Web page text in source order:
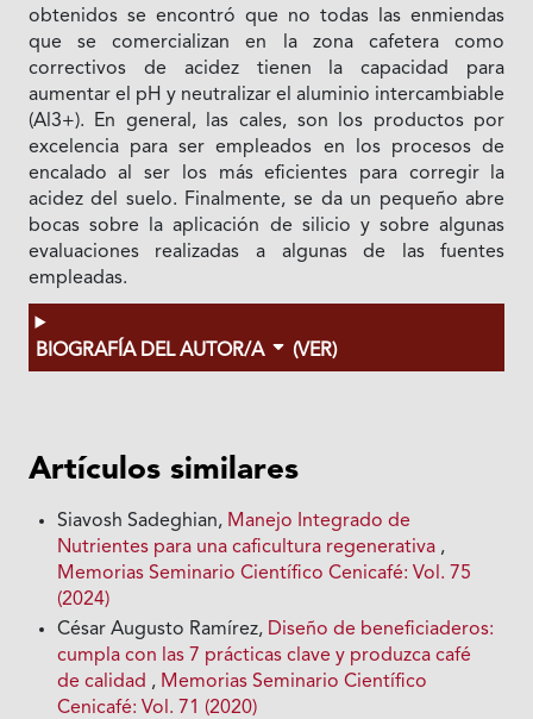
obtenidos se encontró que no todas las enmiendas
que se comercializan en la zona cafetera como
correctivos de acidez tienen la capacidad para
aumentar el pH y neutralizar el aluminio intercambiable
(Al3+). En general, las cales, son los productos por
excelencia para ser empleados en los procesos de
encalado al ser los más eficientes para corregir la
acidez del suelo. Finalmente, se da un pequeño abre
bocas sobre la aplicación de silicio y sobre algunas
evaluaciones realizadas a algunas de las fuentes
empleadas.
BIOGRAFÍA DEL AUTOR/A (VER)
Artículos similares
Siavosh Sadeghian, Manejo Integrado de
Nutrientes para una caficultura regenerativa ,
Memorias Seminario Científico Cenicafé: Vol. 75
(2024)
César Augusto Ramírez, Diseño de beneficiaderos:
cumpla con las 7 prácticas clave y produzca café
de calidad , Memorias Seminario Científico
Cenicafé: Vol. 71 (2020)